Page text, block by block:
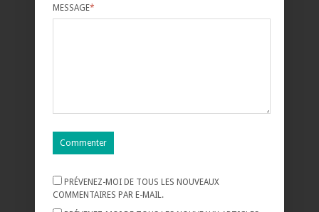
MESSAGE*
PRÉVENEZ-MOI DE TOUS LES NOUVEAUX
COMMENTAIRES PAR E-MAIL.